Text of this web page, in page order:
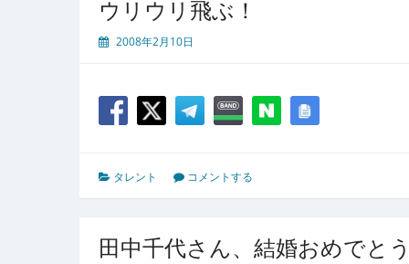
ウリウリ飛ぶ！
2008年2月10日
タレント コメントする
田中千代さん、結婚おめでと